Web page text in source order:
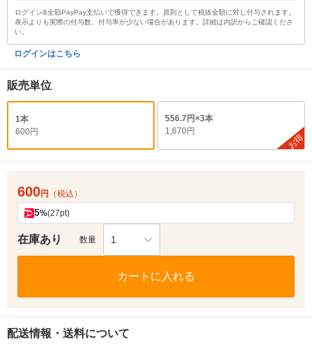
ログイン&全額PayPay支払いで獲得できます。原則として税抜金額に対し付与されます。
表示よりも実際の付与数、付与率が少ない場合があります。詳細は内訳からご確認くださ
い。
ログインはこちら
販売単位
1本
600円
556.7円×3本
1,670円
お得
600円 （税込）
5%(27pt)
在庫あり 数量 1
カートに入れる
配送情報・送料について